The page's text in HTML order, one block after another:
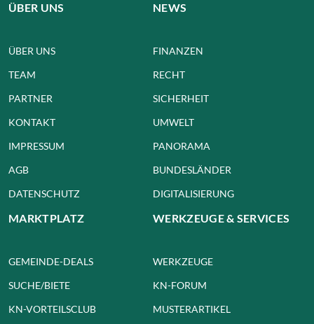
ÜBER UNS
ÜBER UNS
TEAM
PARTNER
KONTAKT
IMPRESSUM
AGB
DATENSCHUTZ
NEWS
FINANZEN
RECHT
SICHERHEIT
UMWELT
PANORAMA
BUNDESLÄNDER
DIGITALISIERUNG
MARKTPLATZ
GEMEINDE-DEALS
SUCHE/BIETE
KN-VORTEILSCLUB
WERKZEUGE & SERVICES
WERKZEUGE
KN-FORUM
MUSTERARTIKEL